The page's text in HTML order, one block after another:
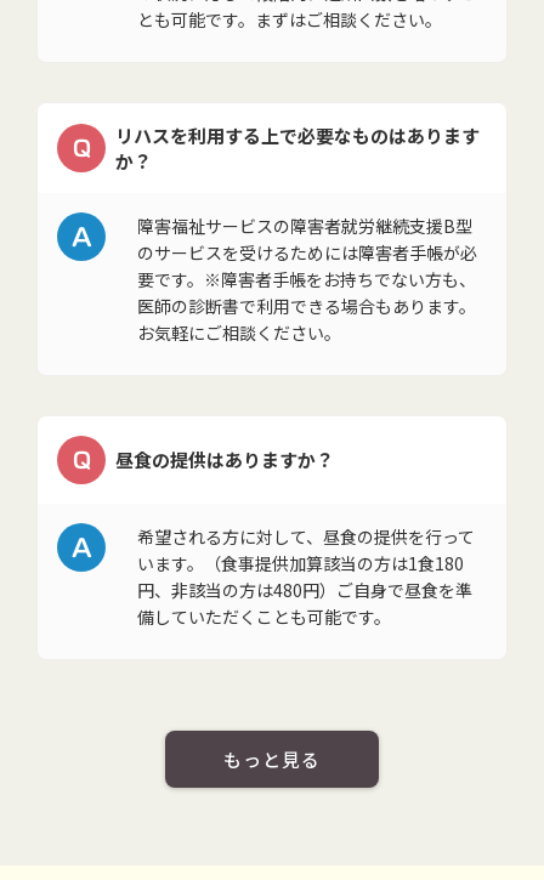
とも可能です。まずはご相談ください。
Q
リハスを利用する上で必要なものはあります
か？
A
障害福祉サービスの障害者就労継続支援B型
のサービスを受けるためには障害者手帳が必
要です。※障害者手帳をお持ちでない方も、
医師の診断書で利用できる場合もあります。
お気軽にご相談ください。
Q 昼食の提供はありますか？
A
希望される方に対して、昼食の提供を行って
います。（食事提供加算該当の方は1食180
円、非該当の方は480円）ご自身で昼食を準
備していただくことも可能です。
もっと見る